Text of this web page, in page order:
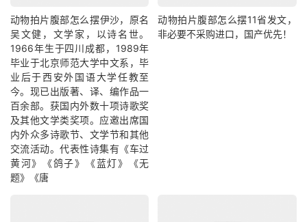
动物拍片腹部怎么摆​伊沙，原名
吴文健，文学家，以诗名世。
1966年生于四川成都，1989年
毕业于北京师范大学中文系，毕
业后于西安外国语大学任教至
今。现已出版著、译、编作品一
百余部。获国内外数十项诗歌奖
及其他文学类奖项。应邀出席国
内外众多诗歌节、文学节和其他
交流活动。代表性诗集有《车过
黄河》《鸽子》《蓝灯》《无
题》《唐
动物拍片腹部怎么摆11省发文，
非必要不采购进口，国产优先！